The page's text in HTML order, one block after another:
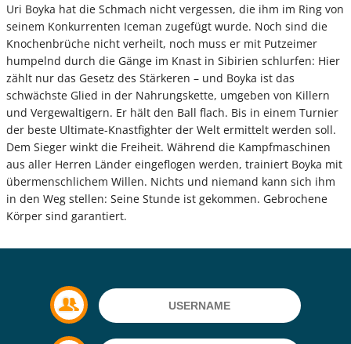
Uri Boyka hat die Schmach nicht vergessen, die ihm im Ring von
seinem Konkurrenten Iceman zugefügt wurde. Noch sind die
Knochenbrüche nicht verheilt, noch muss er mit Putzeimer
humpelnd durch die Gänge im Knast in Sibirien schlurfen: Hier
zählt nur das Gesetz des Stärkeren – und Boyka ist das
schwächste Glied in der Nahrungskette, umgeben von Killern
und Vergewaltigern. Er hält den Ball flach. Bis in einem Turnier
der beste Ultimate-Knastfighter der Welt ermittelt werden soll.
Dem Sieger winkt die Freiheit. Während die Kampfmaschinen
aus aller Herren Länder eingeflogen werden, trainiert Boyka mit
übermenschlichem Willen. Nichts und niemand kann sich ihm
in den Weg stellen: Seine Stunde ist gekommen. Gebrochene
Körper sind garantiert.